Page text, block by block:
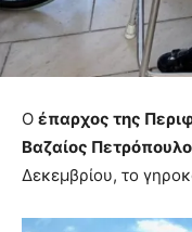
Ο έπαρχος της
Βαζαίος
Δεκεμβρίου, το